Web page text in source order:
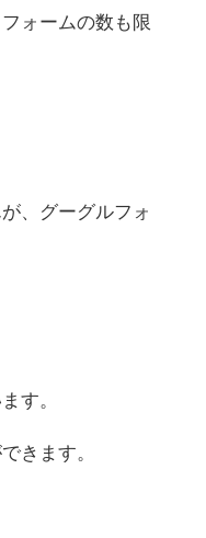
ォームの数も限
、グーグルフォ
す。
きます。